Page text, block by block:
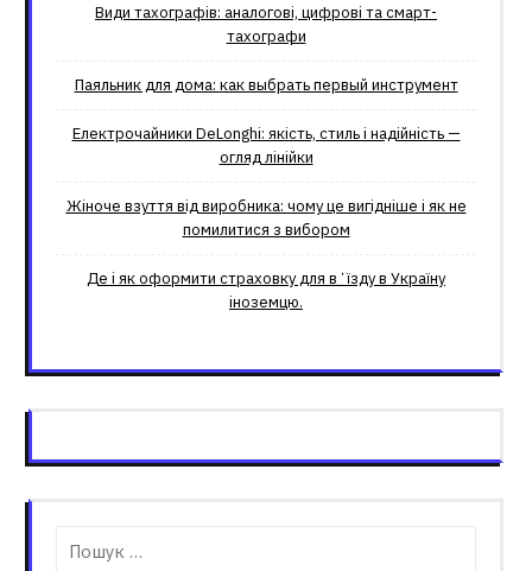
Види тахографів: аналогові, цифрові та смарт-
тахографи
Паяльник для дома: как выбрать первый инструмент
Електрочайники DeLonghi: якість, стиль і надійність —
огляд лінійки
Жіноче взуття від виробника: чому це вигідніше і як не
помилитися з вибором
Де і як оформити страховку для вʼїзду в Україну
іноземцю.